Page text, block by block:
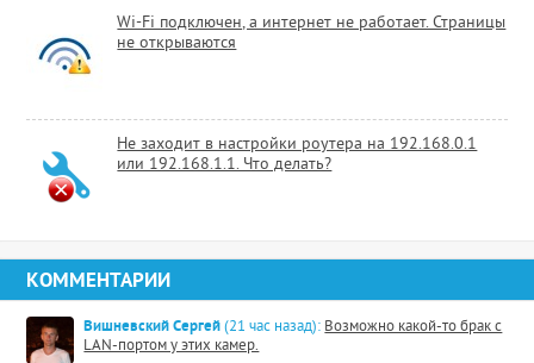
Wi-Fi подключен, а интернет не работает. Страницы
не открываются
Не заходит в настройки роутера на 192.168.0.1
или 192.168.1.1. Что делать?
КОММЕНТАРИИ
Вишневский Сергей (21 час назад): Возможно какой-то брак с
LAN-портом у этих камер.